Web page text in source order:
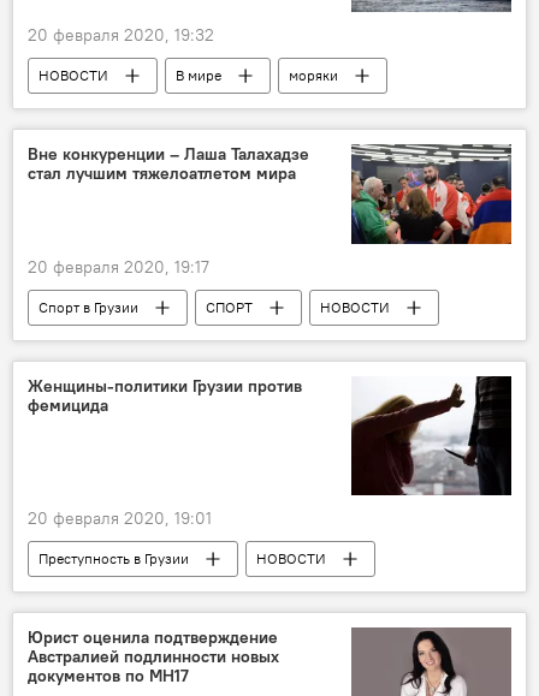
20 февраля 2020, 19:32
НОВОСТИ В мире
моряки
Нигерийские пираты
Плен
Rustavi2 – Рустави 2 грузинское онлайн ТВ
ПРОИСШЕСТВИЯ
Вне конкуренции – Лаша Талахадзе
стал лучшим тяжелоатлетом мира
20 февраля 2020, 19:17
Спорт в Грузии СПОРТ
НОВОСТИ
Грузия
Женщины-политики Грузии против
фемицида
20 февраля 2020, 19:01
Преступность в Грузии
НОВОСТИ
Грузия
ПОЛИТИКА
ОБЩЕСТВО
женщины
Юрист оценила подтверждение
Австралией подлинности новых
документов по MH17